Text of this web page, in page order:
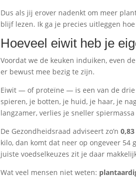
Dus als jij erover nadenkt om meer
blijf lezen. Ik ga je precies uitleggen
Hoeveel eiwit heb je
Voordat we de keuken induiken, even
er bewust mee bezig te zijn.
Eiwit — of proteïne — is een van de
spieren, je botten, je huid, je haar, je
langzamer, verlies je sneller
De Gezondheidsraad adviseert zo’n
kilo, dan komt dat neer op ongeveer
juiste voedselkeuzes zit je daar
Wat veel mensen niet weten: